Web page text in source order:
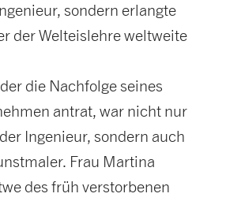
sondern erlangte
der Welteislehre weltweite
die Nachfolge seines
antrat, war nicht nur
Ingenieur, sondern auch
Frau Martina
des früh verstorbenen